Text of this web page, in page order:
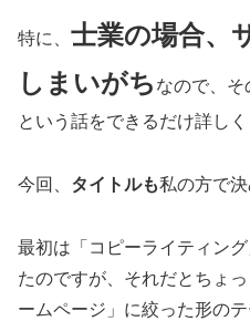
特に、 士業の場合、
しまいがち なので、
という話をできるだけ詳しく
今回、 タイトルも私の方で決
最初は「コピーライティン
たのですが、それだとちょ
ームページ」に絞った形のテ